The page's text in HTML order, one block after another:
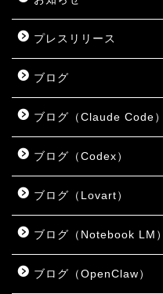
プレスリリース
ブログ
ブログ（Claude Code）
ブログ（Codex）
ブログ（Lovart）
ブログ（Notebook LM）
ブログ（OpenClaw）